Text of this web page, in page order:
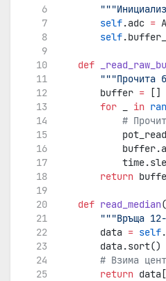
self.adc =
self
def
"""Прочита
        buffer
= []
for _ in
#
return
def read_median
"""Връща 12-
        data
= self
        data.sort()
# Взима
return data[